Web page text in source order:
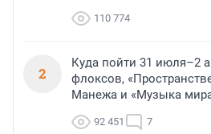
110 774
2
Куда пойти 31 июля–2
флоксов,
Манежа и «Музыка
92 451 7